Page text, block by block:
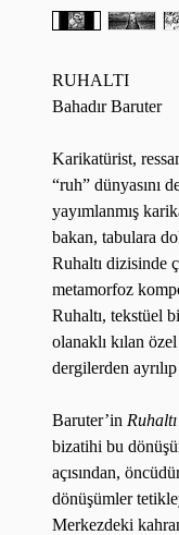
RUHALTI
Bahadır Baruter
Karikatürist,
“ruh” dünyasını
yayımlanmış
bakan, tabulara
Ruhaltı dizisinde
metamorfoz
Ruhaltı, tekstüel
olanaklı kılan
dergilerden
Baruter’in Ruhaltı
bizatihi bu
açısından,
dönüşümler
Merkezdeki